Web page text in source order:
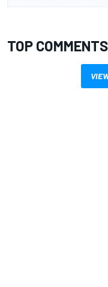
TOP COMMENTS